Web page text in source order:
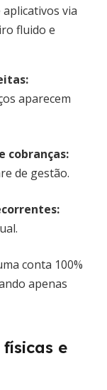
via
fluido e
:
aparecem
cobranças:
de gestão.
:
conta 100%
apenas
e